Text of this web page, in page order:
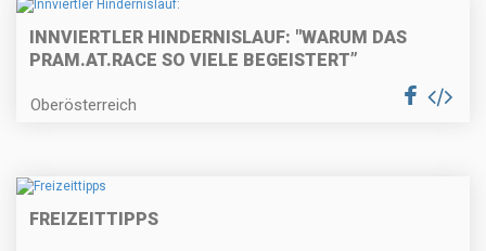
INNVIERTLER HINDERNISLAUF: "WARUM DAS
PRAM.AT.RACE SO VIELE BEGEISTERT”
Oberösterreich
FREIZEITTIPPS